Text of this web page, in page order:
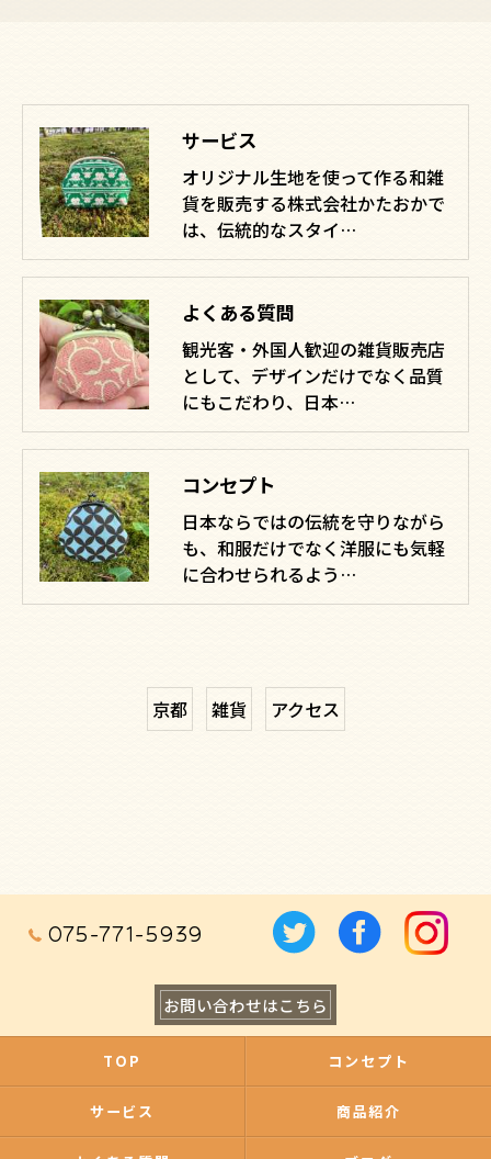
サービス
オリジナル生地を使って作る和雑
貨を販売する株式会社かたおかで
は、伝統的なスタイ…
よくある質問
観光客・外国人歓迎の雑貨販売店
として、デザインだけでなく品質
にもこだわり、日本…
コンセプト
日本ならではの伝統を守りながら
も、和服だけでなく洋服にも気軽
に合わせられるよう…
京都 雑貨 アクセス
075-771-5939
お問い合わせはこちら
TOP コンセプト
サービス 商品紹介